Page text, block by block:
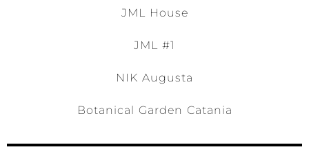
JML House
JML #1
NIK Augusta
Botanical Garden Catania